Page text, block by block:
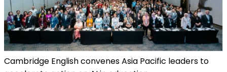
Cambridge English convenes Asia Pacific leaders to